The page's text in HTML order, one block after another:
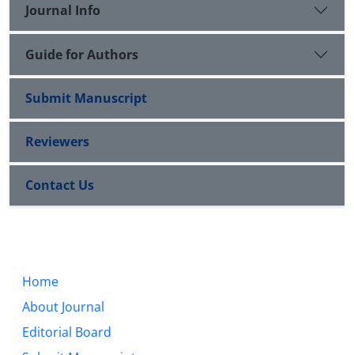
Journal Info
Guide for Authors
Submit Manuscript
Reviewers
Contact Us
Home
About Journal
Editorial Board